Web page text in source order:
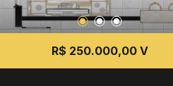
R$ 250.000,00 V